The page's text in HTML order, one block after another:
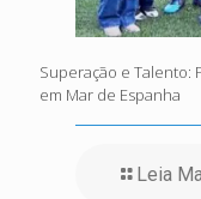
Superação e Talento:
em Mar de Espanha
Leia